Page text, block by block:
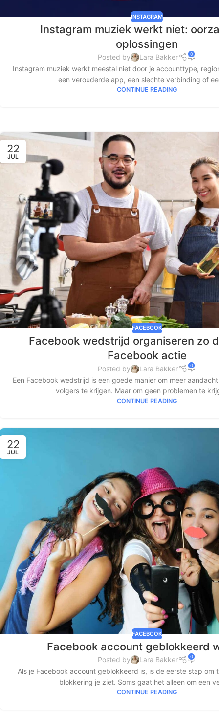
INSTAGRAM
Instagram muziek werkt niet:
oplossingen
Posted by Lara Bakker 0
Instagram muziek werkt meestal niet door je accounttype,
een verouderde app, een slechte verbinding of
CONTINUE READING
22
JUL
FACEBOOK
Facebook wedstrijd organiseren zo
Facebook actie
Posted by Lara Bakker 0
Een Facebook wedstrijd is een goede manier om meer
volgers te krijgen. Maar om geen problemen te
CONTINUE READING
22
JUL
FACEBOOK
Facebook account geblokkeerd
Posted by Lara Bakker 0
Als je Facebook account geblokkeerd is, is de eerste stap om
blokkering je ziet. Soms gaat het alleen om een
CONTINUE READING